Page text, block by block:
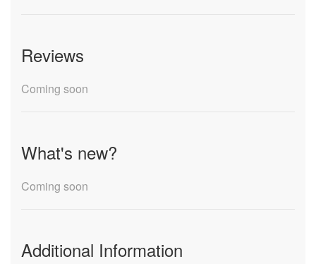
Reviews
Coming soon
What's new?
Coming soon
Additional Information